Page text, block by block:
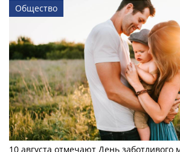
Общество
10 августа отмечают День заботливого